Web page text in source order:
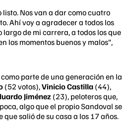
listo. Nos van a dar como cuatro
Ahí voy a agradecer a todos los
largo de mi carrera, a todos los que
los momentos buenos y malos”,
parte de una generación en la
(52 votos),Vinicio Castilla (44),
Jiménez (23), peloteros que,
algo que el propio Sandoval se
que salió de su casa a los 17 años.